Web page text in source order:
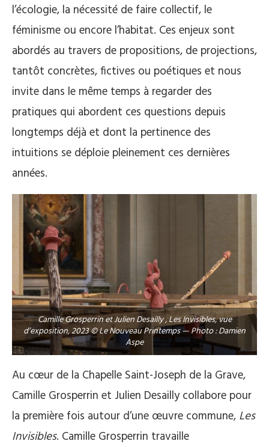
l’écologie, la nécessité de faire collectif, le
féminisme ou encore l’habitat. Ces enjeux sont
abordés au travers de propositions, de projections,
tantôt concrètes, fictives ou poétiques et nous
invite dans le même temps à regarder des
pratiques qui abordent ces questions depuis
longtemps déjà et dont la pertinence des
intuitions se déploie pleinement ces dernières
années.
Camille Grosperrin et Julien Desailly , Les Invisibles, vue
d’exposition, 2023 © Le Nouveau Printemps — Photo : Damien
Aspe
Au cœur de la Chapelle Saint-Joseph de la Grave,
Camille Grosperrin et Julien Desailly collabore pour
la première fois autour d’une œuvre commune, Les
Invisibles. Camille Grosperrin travaille